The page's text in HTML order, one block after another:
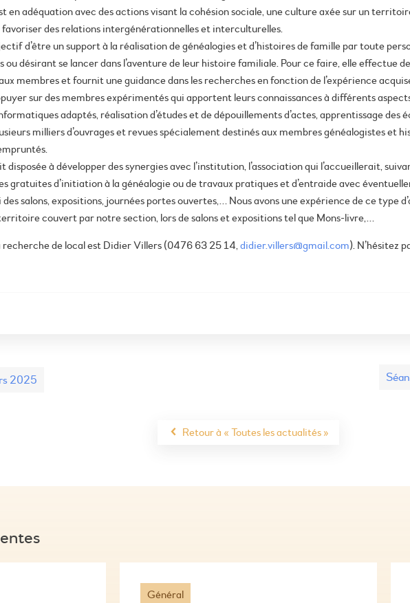
en adéquation avec des actions visant la cohésion sociale, une culture axée sur un
des relations intergénérationnelles et interculturelles.
d’être un support à la réalisation de généalogies et d’histoires de famille par toute
ou désirant se lancer dans l’aventure de leur histoire familiale. Pour ce faire, elle effectue
membres et fournit une guidance dans les recherches en fonction de l’expérience
sur des membres expérimentés qui apportent leurs connaissances à différents
adaptés, réalisation d’études et de dépouillements d’actes, apprentissage des
milliers d’ouvrages et revues spécialement destinés aux membres généalogistes et
disposée à développer des synergies avec l’institution, l’association qui l’accueillerait,
gratuites d’initiation à la généalogie ou de travaux pratiques et d’entraide avec
des salons, expositions, journées portes ouvertes,… Nous avons une expérience de ce type
couvert par notre section, lors de salons et expositions tel que Mons-livre,…
recherche de local est Didier Villers (0476 63 25 14,didier.villers@gmail.com). N’hésitez
2025
Retour à « Toutes les actualités »
Général